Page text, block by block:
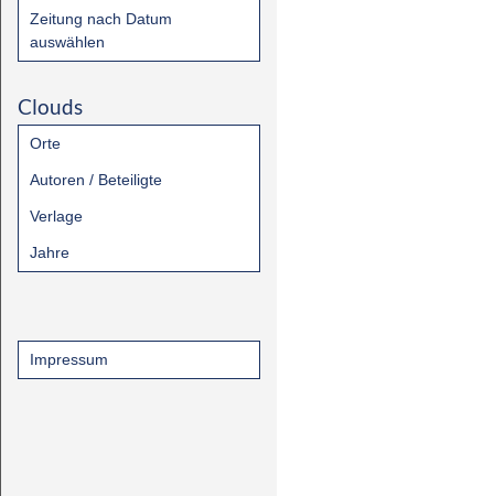
Zeitung nach Datum
auswählen
Clouds
Orte
Autoren / Beteiligte
Verlage
Jahre
Impressum